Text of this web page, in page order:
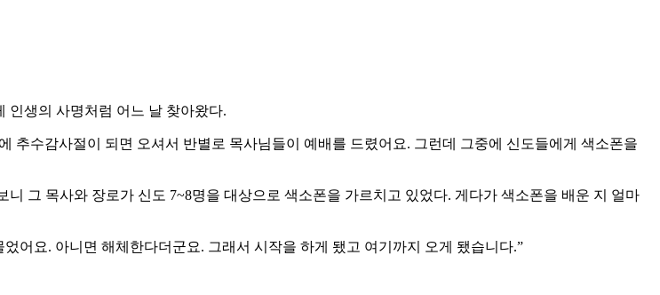
인생의 사명처럼 어느 날 찾아왔다.
추수감사절이 되면 오셔서 반별로 목사님들이 예배를 드렸어요. 그런데 그중에 신도들에게 색소폰을
그 목사와 장로가 신도 7~8명을 대상으로 색소폰을 가르치고 있었다. 게다가 색소폰을 배운 지 얼마
어요. 아니면 해체한다더군요. 그래서 시작을 하게 됐고 여기까지 오게 됐습니다.”